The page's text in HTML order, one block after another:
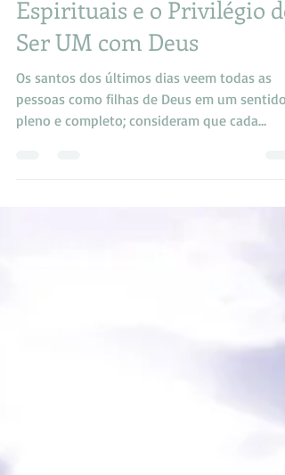
As Inteligências, Filhos
Espirituais e o Privilégio de
Ser UM com Deus
Os santos dos últimos dias veem todas as